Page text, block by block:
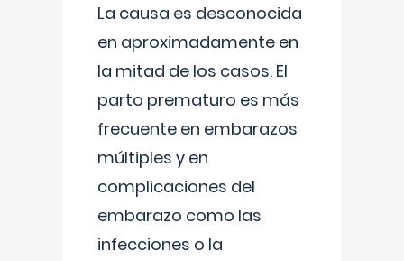
La causa es desconocida
en aproximadamente en
la mitad de los casos. El
parto prematuro es más
frecuente en embarazos
múltiples y en
complicaciones del
embarazo como las
infecciones o la